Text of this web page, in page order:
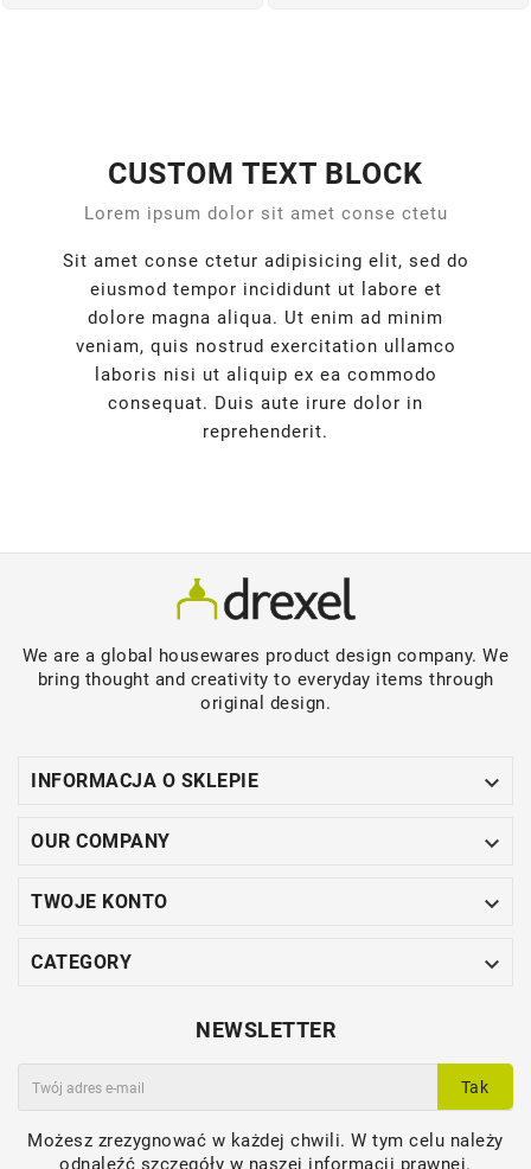
CUSTOM TEXT BLOCK
Lorem ipsum dolor sit amet conse ctetu
Sit amet conse ctetur adipisicing elit, sed do
eiusmod tempor incididunt ut labore et
dolore magna aliqua. Ut enim ad minim
veniam, quis nostrud exercitation ullamco
laboris nisi ut aliquip ex ea commodo
consequat. Duis aute irure dolor in
reprehenderit.
We are a global housewares product design company. We
bring thought and creativity to everyday items through
original design.
INFORMACJA O SKLEPIE 
OUR COMPANY 
TWOJE KONTO 
CATEGORY 
NEWSLETTER
Tak
Możesz zrezygnować w każdej chwili. W tym celu należy
odnaleźć szczegóły w naszej informacji prawnej.